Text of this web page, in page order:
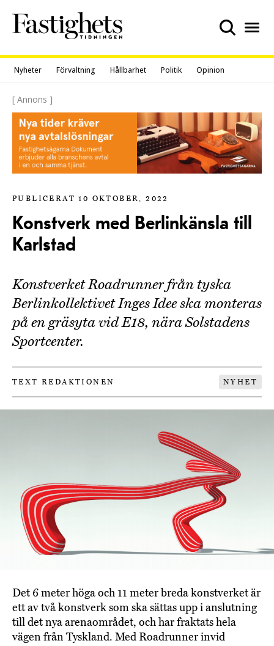
content
Nyheter Förvaltning Hållbarhet Politik Opinion
[ Annons ]
PUBLICERAT 10 OKTOBER, 2022
Konstverk med Berlinkänsla till
Karlstad
Konstverket Roadrunner från tyska
Berlinkollektivet Inges Idee ska monteras
på en gräsyta vid E18, nära Solstadens
Sportcenter.
TEXT REDAKTIONEN NYHET
Det 6 meter höga och 11 meter breda konstverket är
ett av två konstverk som ska sättas upp i anslutning
till det nya arenaområdet, och har fraktats hela
vägen från Tyskland. Med Roadrunner invid